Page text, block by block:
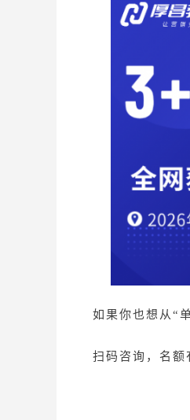
如果你也想从 “
扫码咨询，名额